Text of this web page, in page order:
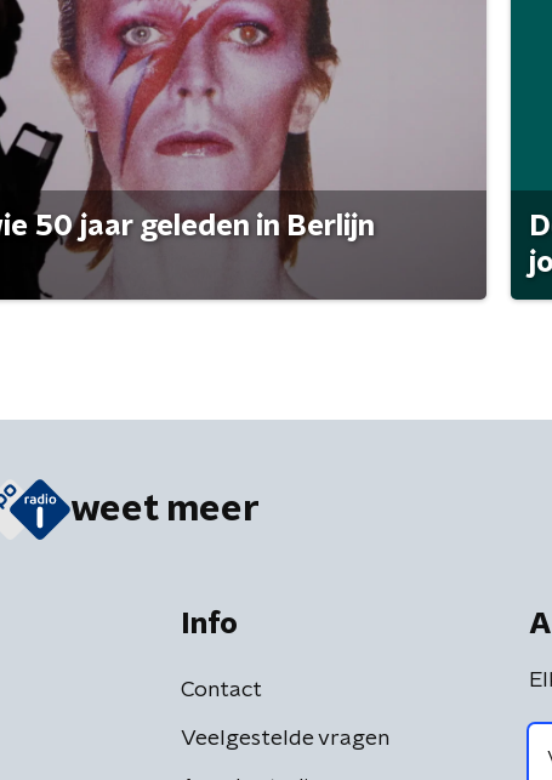
50 jaar geleden in Berlijn
weet meer
Info
Contact
Veelgestelde vragen